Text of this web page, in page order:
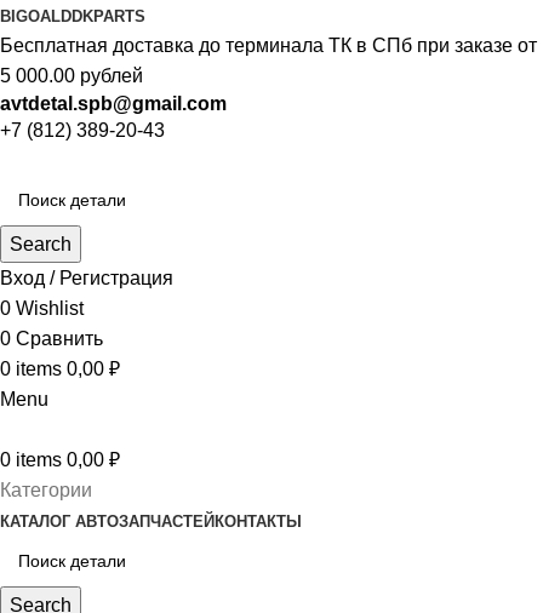
BIGOALDDKPARTS
Бесплатная доставка до терминала ТК в СПб при заказе от
5 000.00 рублей
avtdetal.spb@gmail.com
+7 (812) 389-20-43
Search
Вход / Регистрация
0 Wishlist
0 Сравнить
0 items 0,00 ₽
Menu
0 items 0,00 ₽
Категории
КАТАЛОГ АВТОЗАПЧАСТЕЙ КОНТАКТЫ
Search